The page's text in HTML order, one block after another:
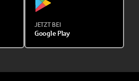
JETZT BEI
Google Play